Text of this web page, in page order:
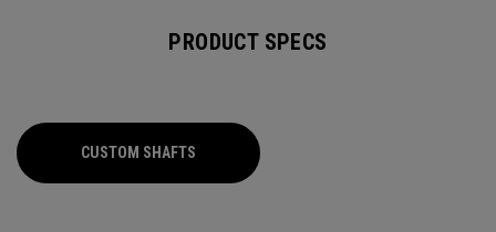
PRODUCT SPECS
CUSTOM SHAFTS